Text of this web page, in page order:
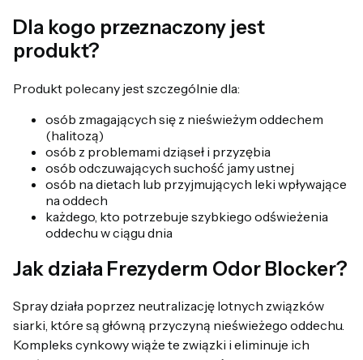
Dla kogo przeznaczony jest
produkt?
Produkt polecany jest szczególnie dla:
osób zmagających się z nieświeżym oddechem
(halitozą)
osób z problemami dziąseł i przyzębia
osób odczuwających suchość jamy ustnej
osób na dietach lub przyjmujących leki wpływające
na oddech
każdego, kto potrzebuje szybkiego odświeżenia
oddechu w ciągu dnia
Jak działa Frezyderm Odor Blocker?
Spray działa poprzez neutralizację lotnych związków
siarki, które są główną przyczyną nieświeżego oddechu.
Kompleks cynkowy wiąże te związki i eliminuje ich